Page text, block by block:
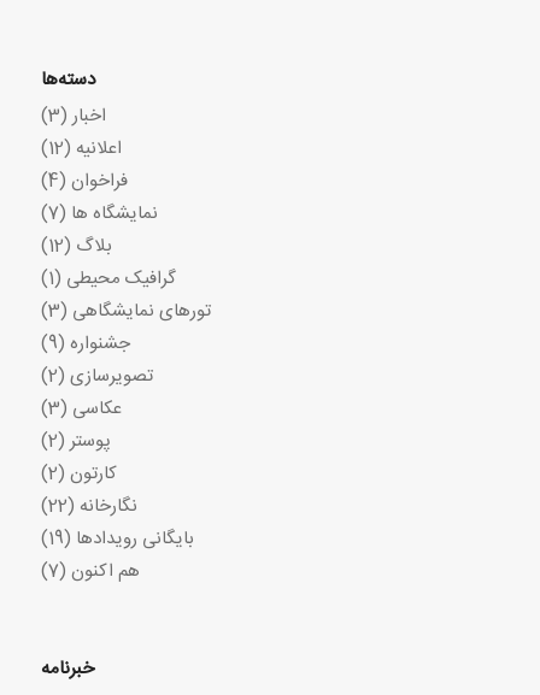
دسته‌ها
اخبار(3)
اعلانیه (12)
فراخوان (4)
نمایشگاه ها (7)
بلاگ (12)
گرافیک محیطی (1)
تورهای نمایشگاهی (3)
جشنواره (9)
تصویرسازی (2)
عکاسی (3)
پوستر(2)
کارتون (2)
نگارخانه (22)
بایگانی رویدادها (19)
هم اکنون (7)
خبرنامه